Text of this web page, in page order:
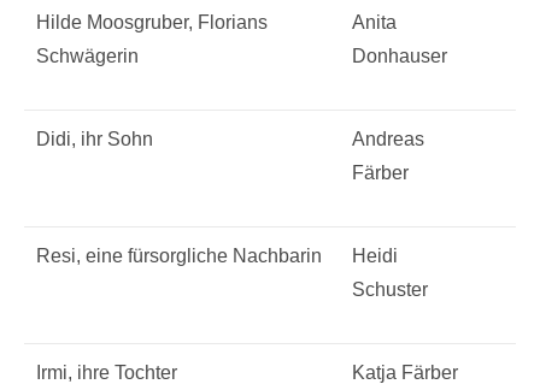
Hilde Moosgruber, Florians
Schwägerin
Anita
Donhauser
Didi, ihr Sohn
Andreas
Färber
Resi, eine fürsorgliche Nachbarin
Heidi
Schuster
Irmi, ihre Tochter Katja Färber